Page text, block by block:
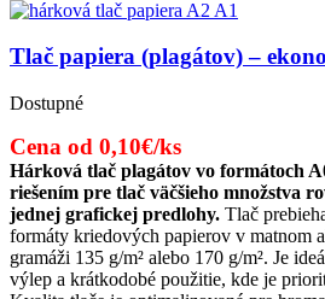
Tlač papiera (plagátov) –
Dostupné
Cena od 0,10€/ks
Hárková tlač plagátov vo formátoch
riešením pre tlač väčšieho množstva
jednej grafickej predlohy. Tlač
formáty kriedových papierov v matnom
gramáži 135 g/m² alebo 170 g/m². Je
výlep a krátkodobé použitie, kde je